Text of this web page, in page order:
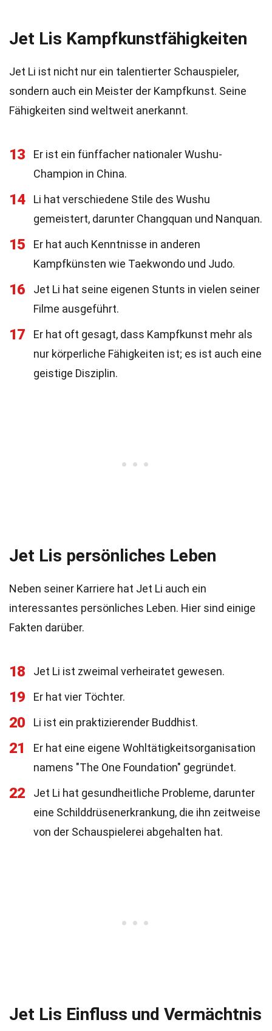
Jet Lis Kampfkunstfähigkeiten
Jet Li ist nicht nur ein talentierter Schauspieler,
sondern auch ein Meister der Kampfkunst. Seine
Fähigkeiten sind weltweit anerkannt.
13
Er ist ein fünffacher nationaler Wushu-
Champion in China.
14
Li hat verschiedene Stile des Wushu
gemeistert, darunter Changquan und Nanquan.
15
Er hat auch Kenntnisse in anderen
Kampfkünsten wie Taekwondo und Judo.
16
Jet Li hat seine eigenen Stunts in vielen seiner
Filme ausgeführt.
17
Er hat oft gesagt, dass Kampfkunst mehr als
nur körperliche Fähigkeiten ist; es ist auch eine
geistige Disziplin.
Jet Lis persönliches Leben
Neben seiner Karriere hat Jet Li auch ein
interessantes persönliches Leben. Hier sind einige
Fakten darüber.
18 Jet Li ist zweimal verheiratet gewesen.
19 Er hat vier Töchter.
20 Li ist ein praktizierender Buddhist.
21
Er hat eine eigene Wohltätigkeitsorganisation
namens "The One Foundation" gegründet.
22
Jet Li hat gesundheitliche Probleme, darunter
eine Schilddrüsenerkrankung, die ihn zeitweise
von der Schauspielerei abgehalten hat.
Jet Lis Einfluss und Vermächtnis